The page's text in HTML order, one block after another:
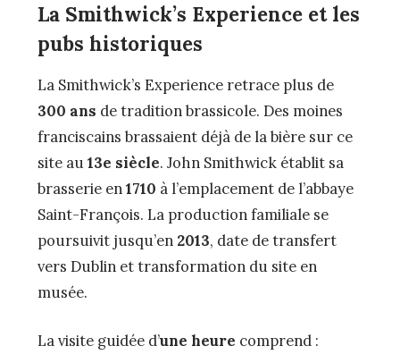
La Smithwick’s Experience et les
pubs historiques
La Smithwick’s Experience retrace plus de
300 ans de tradition brassicole. Des moines
franciscains brassaient déjà de la bière sur ce
site au13e siècle. John Smithwick établit sa
brasserie en1710 à l’emplacement de l’abbaye
Saint-François. La production familiale se
poursuivit jusqu’en 2013, date de transfert
vers Dublin et transformation du site en
musée.
La visite guidée d’une heure comprend :